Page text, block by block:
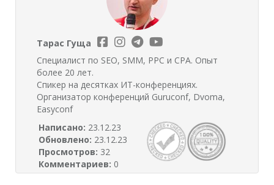
Тарас Гуща
Специалист по SEO, SMM, PPC и CPA. Опыт
более 20 лет.
Спикер на десятках ИТ-конференциях.
Организатор конференций Guruconf, Dvoma,
Easyconf
Написано: 23.12.23
Обновлено: 23.12.23
Просмотров: 32
Комментариев: 0